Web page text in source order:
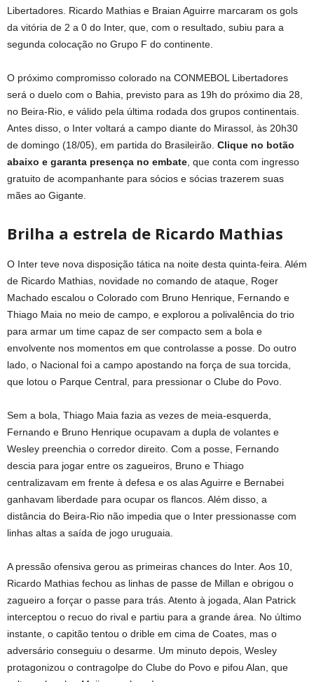
Libertadores. Ricardo Mathias e Braian Aguirre marcaram os gols
da vitória de 2 a 0 do Inter, que, com o resultado, subiu para a
segunda colocação no Grupo F do continente.
O próximo compromisso colorado na CONMEBOL Libertadores
será o duelo com o Bahia, previsto para as 19h do próximo dia 28,
no Beira-Rio, e válido pela última rodada dos grupos continentais.
Antes disso, o Inter voltará a campo diante do Mirassol, às 20h30
de domingo (18/05), em partida do Brasileirão. Clique no botão
abaixo e garanta presença no embate , que conta com ingresso
gratuito de acompanhante para sócios e sócias trazerem suas
mães ao Gigante.
Brilha a estrela de Ricardo Mathias
O Inter teve nova disposição tática na noite desta quinta-feira. Além
de Ricardo Mathias, novidade no comando de ataque, Roger
Machado escalou o Colorado com Bruno Henrique, Fernando e
Thiago Maia no meio de campo, e explorou a polivalência do trio
para armar um time capaz de ser compacto sem a bola e
envolvente nos momentos em que controlasse a posse. Do outro
lado, o Nacional foi a campo apostando na força de sua torcida,
que lotou o Parque Central, para pressionar o Clube do Povo.
Sem a bola, Thiago Maia fazia as vezes de meia-esquerda,
Fernando e Bruno Henrique ocupavam a dupla de volantes e
Wesley preenchia o corredor direito. Com a posse, Fernando
descia para jogar entre os zagueiros, Bruno e Thiago
centralizavam em frente à defesa e os alas Aguirre e Bernabei
ganhavam liberdade para ocupar os flancos. Além disso, a
distância do Beira-Rio não impedia que o Inter pressionasse com
linhas altas a saída de jogo uruguaia.
A pressão ofensiva gerou as primeiras chances do Inter. Aos 10,
Ricardo Mathias fechou as linhas de passe de Millan e obrigou o
zagueiro a forçar o passe para trás. Atento à jogada, Alan Patrick
interceptou o recuo do rival e partiu para a grande área. No último
instante, o capitão tentou o drible em cima de Coates, mas o
adversário conseguiu o desarme. Um minuto depois, Wesley
protagonizou o contragolpe do Clube do Povo e pifou Alan, que